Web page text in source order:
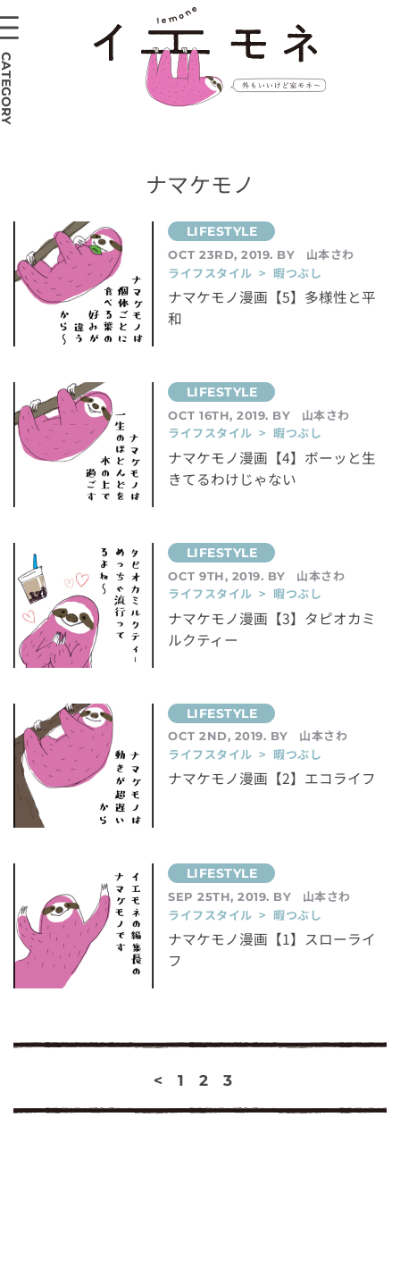
ナマケモノ
OCT 23RD, 2019. BY
山本さわ
ライフスタイル > 暇つぶし
ナマケモノ漫画【5】多様性と平
和
OCT 16TH, 2019. BY
山本さわ
ライフスタイル > 暇つぶし
ナマケモノ漫画【4】ボーッと生
きてるわけじゃない
OCT 9TH, 2019. BY
山本さわ
ライフスタイル > 暇つぶし
ナマケモノ漫画【3】タピオカミ
ルクティー
OCT 2ND, 2019. BY
山本さわ
ライフスタイル > 暇つぶし
ナマケモノ漫画【2】エコライフ
SEP 25TH, 2019. BY
山本さわ
ライフスタイル > 暇つぶし
ナマケモノ漫画【1】スローライ
フ
< 1 2 3